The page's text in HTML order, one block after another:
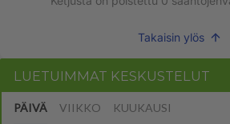
Takaisin ylös
LUETUIMMAT KESKUSTELUT
PÄIVÄ VIIKKO KUUKAUSI